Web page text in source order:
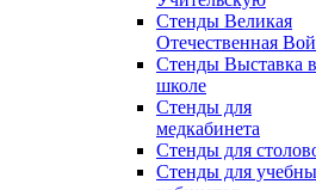
Стенды Великая
Отечественная
Стенды Выставка в
школе
Стенды для
медкабинета
Стенды для
Стенды для